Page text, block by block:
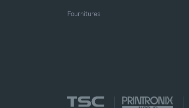
Fournitures